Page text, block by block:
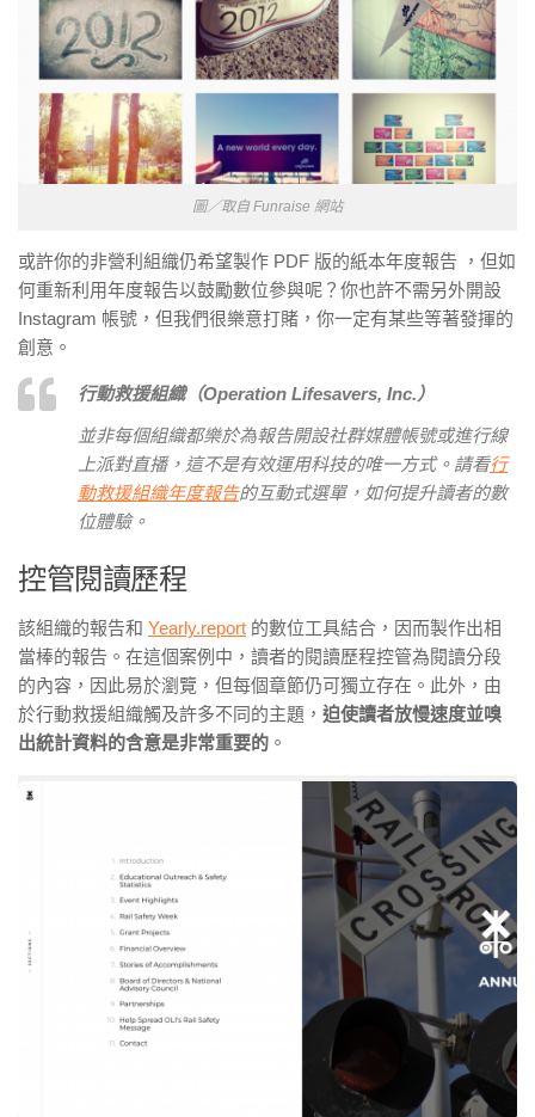
圖／取自 Funraise 網站
或許你的非營利組織仍希望製作 PDF 版的紙本年度報告 ，但如
何重新利用年度報告以鼓勵數位參與呢？你也許不需另外開設
Instagram 帳號，但我們很樂意打賭，你一定有某些等著發揮的
創意。
行動救援組織（Operation Lifesavers, Inc.）
並非每個組織都樂於為報告開設社群媒體帳號或進行線
上派對直播，這不是有效運用科技的唯一方式。請看行
動救援組織年度報告的互動式選單，如何提升讀者的數
位體驗。
控管閱讀歷程
該組織的報告和 Yearly.report 的數位工具結合，因而製作出相
當棒的報告。在這個案例中，讀者的閱讀歷程控管為閱讀分段
的內容，因此易於瀏覽，但每個章節仍可獨立存在。此外，由
於行動救援組織觸及許多不同的主題， 迫使讀者放慢速度並嗅
出統計資料的含意是非常重要的 。